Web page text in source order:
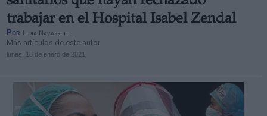
trabajar en el Hospital Isabel Zendal
Por Lidia Navarrete
Más artículos de este autor
lunes, 18 de enero de 2021